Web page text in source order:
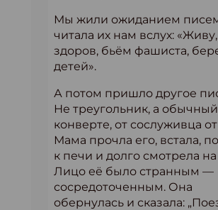
Мы жили ожиданием
читала их нам вслух: «Живу,
здоров, бьём фашиста,
детей».
А потом пришло другое
Не треугольник, а
конверте, от сослуживца
Мама прочла его, встала,
к печи и долго смотрела на
Лицо её было странным —
сосредоточенным. Она
обернулась и сказала: